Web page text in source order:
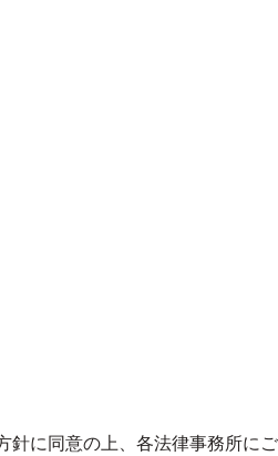
針に同意の上、各法律事務所にご